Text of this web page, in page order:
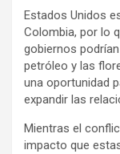
Estados Unidos
Colombia, por lo
gobiernos
petróleo y las
una oportunidad
expandir las
Mientras el
impacto que